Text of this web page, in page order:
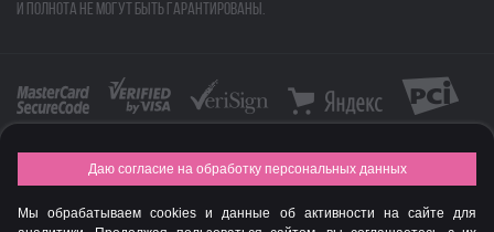
и полнота не могут быть гарантированы.
FASHION NEW YEAR AWARDS 2015
Даю согласие на обработку персональных данных
Мы обрабатываем cookies и данные об активности на сайте для